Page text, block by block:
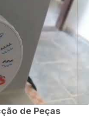
de Peças